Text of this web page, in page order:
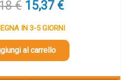
€ Il
originale
era:
16,18 €.
15,37 €Il
attuale
è:
IN 3-5 GIORNI
al carrello